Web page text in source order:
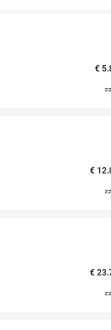
€
€
€